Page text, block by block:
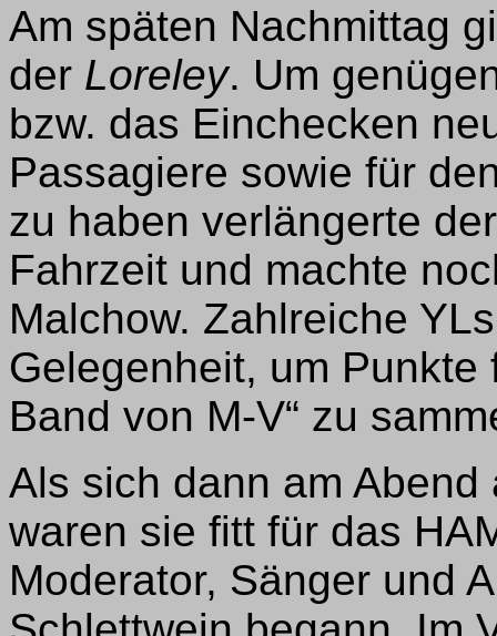
Am späten Nachmittag
der Loreley. Um
bzw. das Einchecken
Passagiere sowie für
zu haben verlängerte
Fahrzeit und machte
Malchow. Zahlreiche
Gelegenheit, um Punkte
Band von M-V“ zu
Als sich dann am
waren sie fitt für das
Moderator, Sänger und